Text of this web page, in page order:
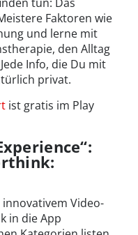
Faktoren wie
und lerne mit
den Alltag
Info, die Du mit
privat.
ist gratis im Play
Video-
in die App